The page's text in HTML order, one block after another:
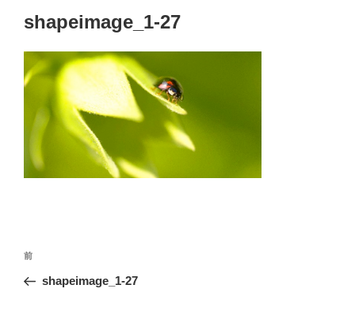
shapeimage_1-27
投
ナ
前
の
前
shapeimage_1-27